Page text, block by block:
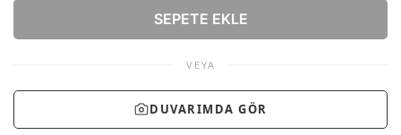
SEPETE EKLE
VEYA
DUVARIMDA GÖR